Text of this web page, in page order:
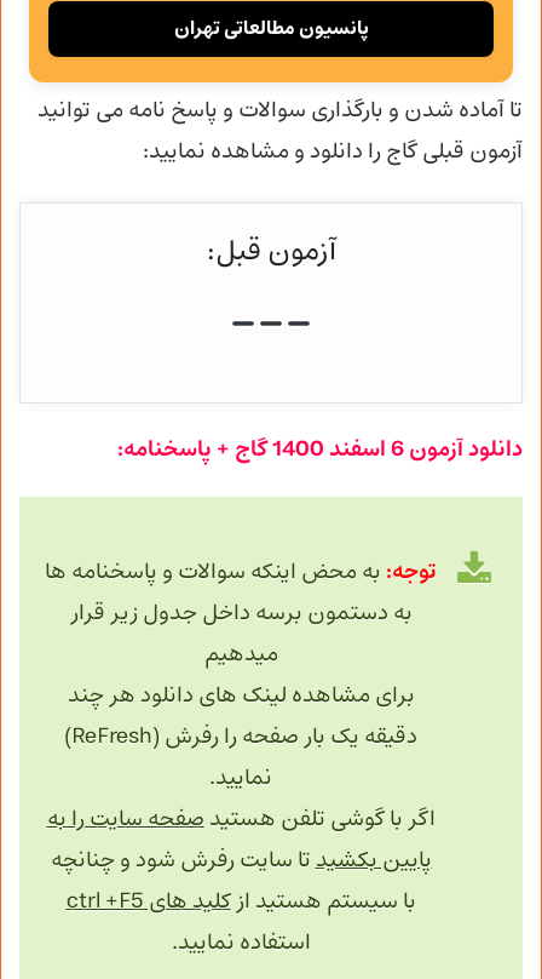
پانسیون مطالعاتی تهران
تا آماده شدن و بارگذاری سوالات و پاسخ نامه می توانید
آزمون قبلی گاج را دانلود و مشاهده نمایید:
آزمون قبل:
دانلود آزمون6 اسفند
توجه: به محض اینکه سوالات و پاسخنامه ها
به دستمون برسه داخل جدول زیر قرار
میدهیم
برای مشاهده لینک های دانلود هر چند
دقیقه یک بار صفحه را رفرش (ReFresh)
نمایید.
اگر با گوشی تلفن هستیدصفحه سایت را به
پایین بکشیدتا سایت رفرش شود و چنانچه
با سیستم هستید ازکلید های ctrl +F5
استفاده نمایید.